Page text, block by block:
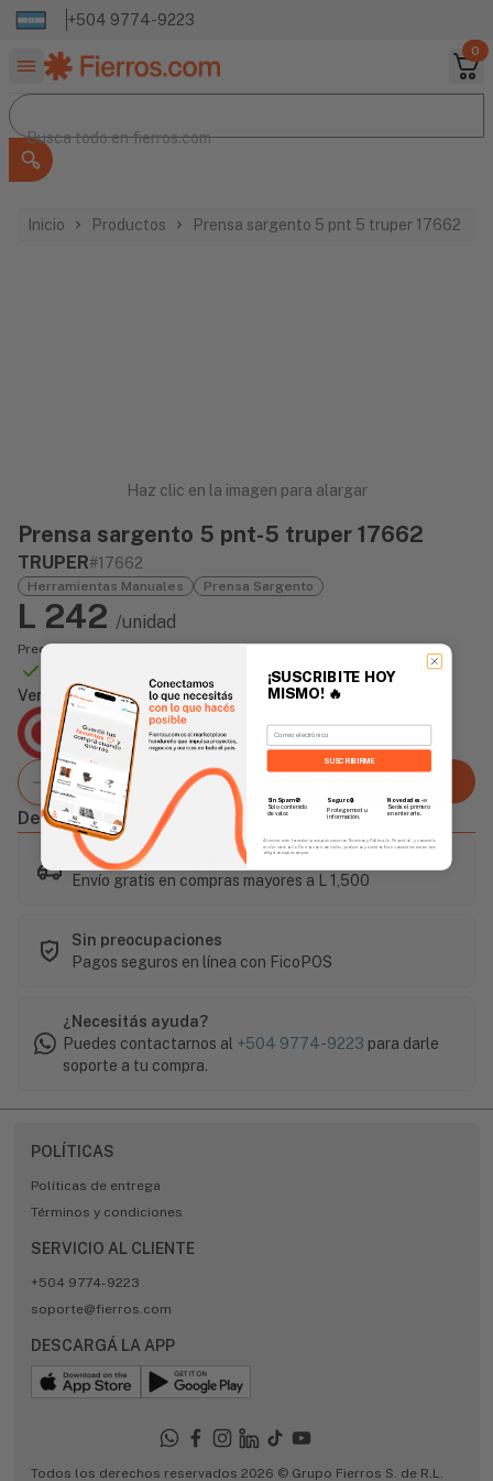
+504 9774-9223
0
Buscar productos
Busca todo en
Busca todo enfierros.com
Inicio Productos Prensa sargento 5 pnt 5 truper 17662
Haz clic en la imagen para alargar
Prensa sargento 5 pnt-5 truper 17662
TRUPER#17662
Herramientas Manuales Prensa Sargento
L 242 /unidad
Precio incluye impuesto sobre ventas
Vendido Por:
Agencia Global
2 días - Tiempo de Entrega Promedio
Descripción
Este artículo es popular
Envío gratis en compras mayores a L 1,500
Sin preocupaciones
Pagos seguros en línea con FicoPOS
¿Necesitás ayuda?
Puedes contactarnos al +504 9774-9223 para darle
soporte a tu compra.
POLÍTICAS
Políticas de entrega
Términos y condiciones
SERVICIO AL CLIENTE
+504 9774-9223
soporte@fierros.com
DESCARGÁ LA APP
Todos los derechos reservados 2026 © Grupo Fierros S. de R.L.
¡SUSCRIBITE HOY
MISMO! 🔥
Email
SUSCRIBIRME
Sin Spam 🚫
Solo contenido
de valor.
Seguro 🔒
Protegemos tu
información.
Novedades 📣
Serás el primero
en enterarte.
Al enviar este formulario, aceptás nuestros Términos y Política de Privacidad, y consentís
recibir correos de Fierros con novedades, productos y eventos. Este consentimiento no es
obligatorio para comprar.